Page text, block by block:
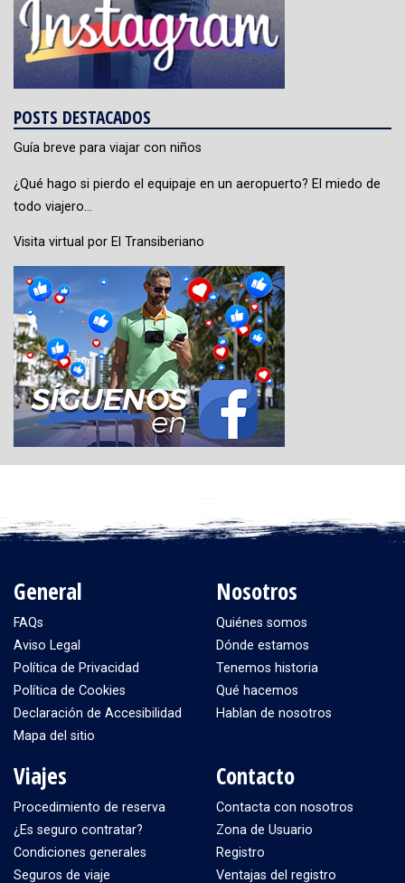
POSTS DESTACADOS
Guía breve para viajar con niños
¿Qué hago si pierdo el equipaje en un aeropuerto? El miedo de
todo viajero…
Visita virtual por El Transiberiano
General
FAQs
Aviso Legal
Política de Privacidad
Política de Cookies
Declaración de Accesibilidad
Mapa del sitio
Nosotros
Quiénes somos
Dónde estamos
Tenemos historia
Qué hacemos
Hablan de nosotros
Viajes
Procedimiento de reserva
¿Es seguro contratar?
Condiciones generales
Seguros de viaje
Contacto
Contacta con nosotros
Zona de Usuario
Registro
Ventajas del registro